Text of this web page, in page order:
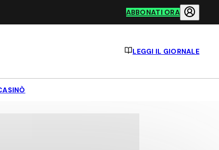
ABBONATI ORA
LEGGI IL GIORNALE